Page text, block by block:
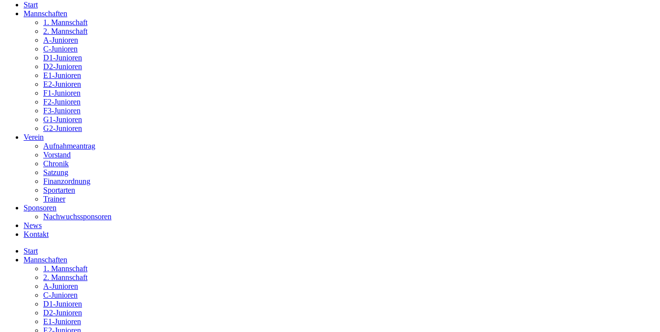
Start
Mannschaften
1. Mannschaft
2. Mannschaft
A-Junioren
C-Junioren
D1-Junioren
D2-Junioren
E1-Junioren
E2-Junioren
F1-Junioren
F2-Junioren
F3-Junioren
G1-Junioren
G2-Junioren
Verein
Aufnahmeantrag
Vorstand
Chronik
Satzung
Finanzordnung
Sportarten
Trainer
Sponsoren
Nachwuchssponsoren
News
Kontakt
Start
Mannschaften
1. Mannschaft
2. Mannschaft
A-Junioren
C-Junioren
D1-Junioren
D2-Junioren
E1-Junioren
E2-Junioren